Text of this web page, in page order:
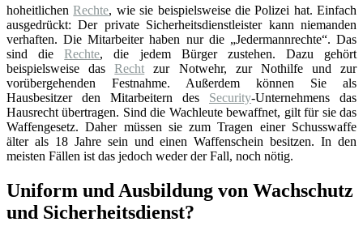
hoheitlichenRechte, wie sie beispielsweise die Polizei hat. Einfach
ausgedrückt: Der private Sicherheitsdienstleister kann niemanden
verhaften. Die Mitarbeiter haben nur die „Jedermannrechte“. Das
sind dieRechte, die jedem Bürger zustehen. Dazu gehört
beispielsweise dasRecht zur Notwehr, zur Nothilfe und zur
vorübergehenden Festnahme. Außerdem können Sie als
Hausbesitzer den Mitarbeitern des Security-Unternehmens das
Hausrecht übertragen. Sind die Wachleute bewaffnet, gilt für sie das
Waffengesetz. Daher müssen sie zum Tragen einer Schusswaffe
älter als 18 Jahre sein und einen Waffenschein besitzen. In den
meisten Fällen ist das jedoch weder der Fall, noch nötig.
Uniform und Ausbildung von Wachschutz
und Sicherheitsdienst?